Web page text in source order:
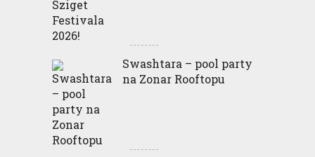
Swashtara – pool party
na Zonar Rooftopu